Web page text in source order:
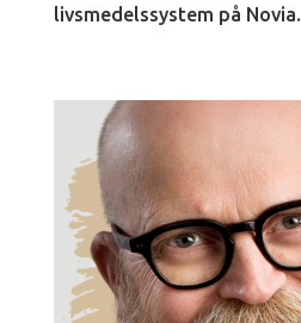
livsmedelssystem på Novia.